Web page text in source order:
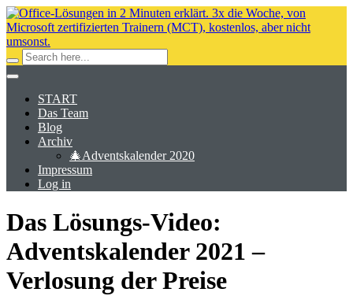
START
Das Team
Blog
Archiv
🎄Adventskalender 2020
Impressum
Log in
Das Lösungs-Video:
Adventskalender 2021 –
Verlosung der Preise